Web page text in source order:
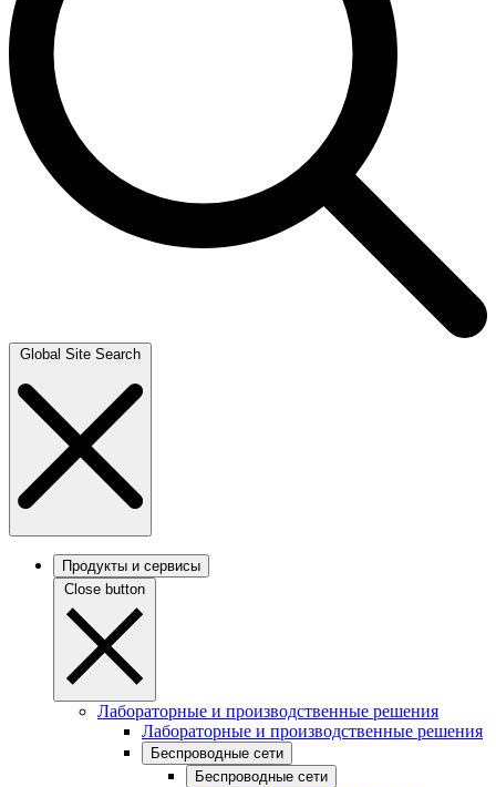
Global Site Search
Продукты и сервисы
Close button
Лабораторные и производственные решения
Лабораторные и производственные решения
Беспроводные сети
Беспроводные сети